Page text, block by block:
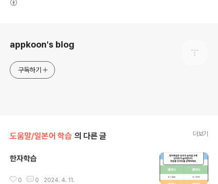
appkoon's blog
구독하기
도움말/일본어 학습 의 다른 글 더보기
한자학습
0 0 2024. 4. 11.